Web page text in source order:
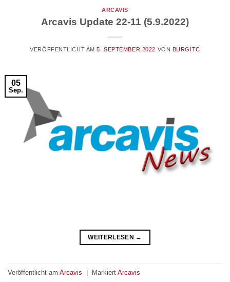
ARCAVIS
Arcavis Update 22-11 (5.9.2022)
VERÖFFENTLICHT AM5. SEPTEMBER 2022 VON BURGITC
05
Sep.
WEITERLESEN →
Veröffentlicht am Arcavis Markiert Arcavis